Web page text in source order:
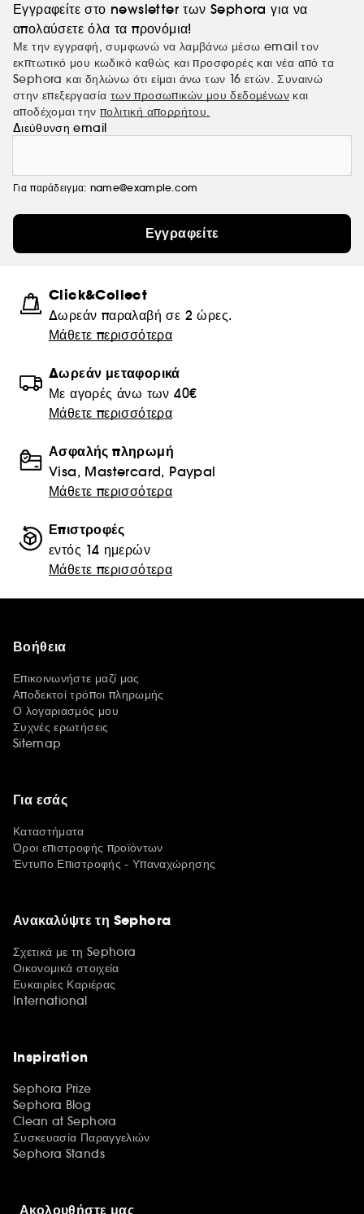
Εγγραφείτε στο newsletter των Sephora για να
απολαύσετε όλα τα προνόμια!
Με την εγγραφή, συμφωνώ να λαμβάνω μέσω email τον
εκπτωτικό μου κωδικό καθώς και προσφορές και νέα από τα
Sephora και δηλώνω ότι είμαι άνω των 16 ετών. Συναινώ
στην επεξεργασία των προσωπικών μου δεδομένων και
αποδέχομαι την πολιτική απορρήτου.
Διεύθυνση email
Για παράδειγμα: name@example.com
Εγγραφείτε
Click&Collect
Δωρεάν παραλαβή σε 2 ώρες.
Μάθετε περισσότερα
Δωρεάν μεταφορικά
Με αγορές άνω των 40€
Μάθετε περισσότερα
Ασφαλής πληρωμή
Visa, Mastercard, Paypal
Μάθετε περισσότερα
Επιστροφές
εντός 14 ημερών
Μάθετε περισσότερα
Βοήθεια
Επικοινωνήστε μαζί μας
Αποδεκτοί τρόποι πληρωμής
Ο λογαριασμός μου
Συχνές ερωτήσεις
Sitemap
Για εσάς
Καταστήματα
Όροι επιστροφής προϊόντων
Έντυπο Επιστροφής - Υπαναχώρησης
Ανακαλύψτε τη Sephora
Σχετικά με τη Sephora
Οικονομικά στοιχεία
Ευκαιρίες Καριέρας
International
Inspiration
Sephora Prize
Sephora Blog
Clean at Sephora
Συσκευασία Παραγγελιών
Sephora Stands